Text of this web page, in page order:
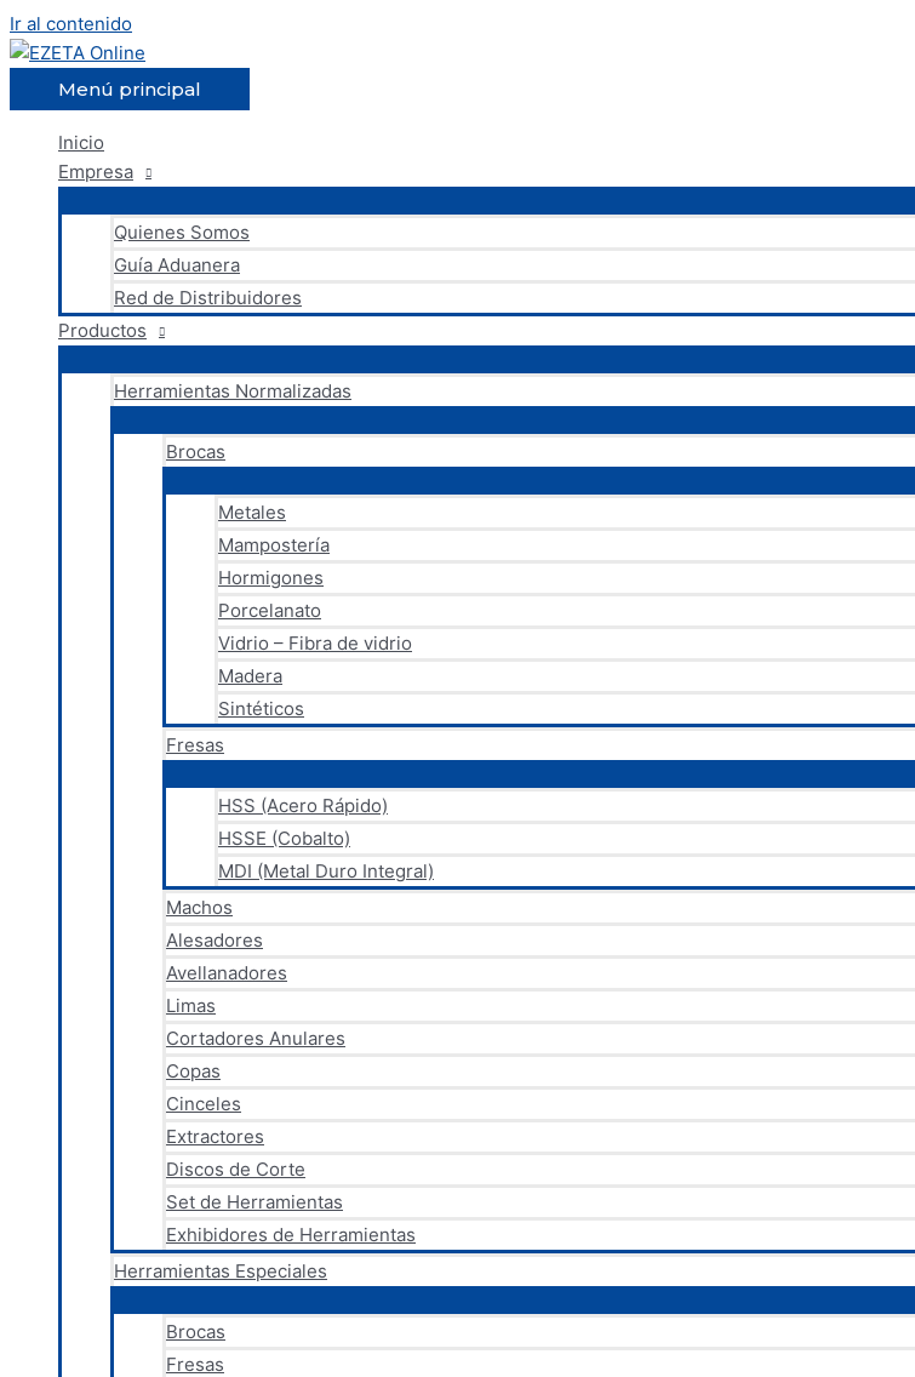
Ir al contenido
Menú principal
Inicio
Empresa
Quienes Somos
Guía Aduanera
Red de Distribuidores
Productos
Herramientas Normalizadas
Brocas
Metales
Mampostería
Hormigones
Porcelanato
Vidrio – Fibra de vidrio
Madera
Sintéticos
Fresas
HSS (Acero Rápido)
HSSE (Cobalto)
MDI (Metal Duro Integral)
Machos
Alesadores
Avellanadores
Limas
Cortadores Anulares
Copas
Cinceles
Extractores
Discos de Corte
Set de Herramientas
Exhibidores de Herramientas
Herramientas Especiales
Brocas
Fresas